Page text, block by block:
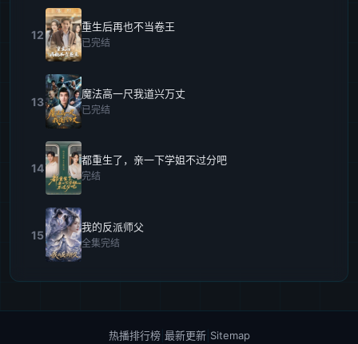
12
重生后再也不当卷王
已完结
13
魔法高一尺我道兴万丈
已完结
14
都重生了，亲一下学姐不过分吧
完结
15
我的反派师父
全集完结
热播排行榜| 最新更新| Sitemap